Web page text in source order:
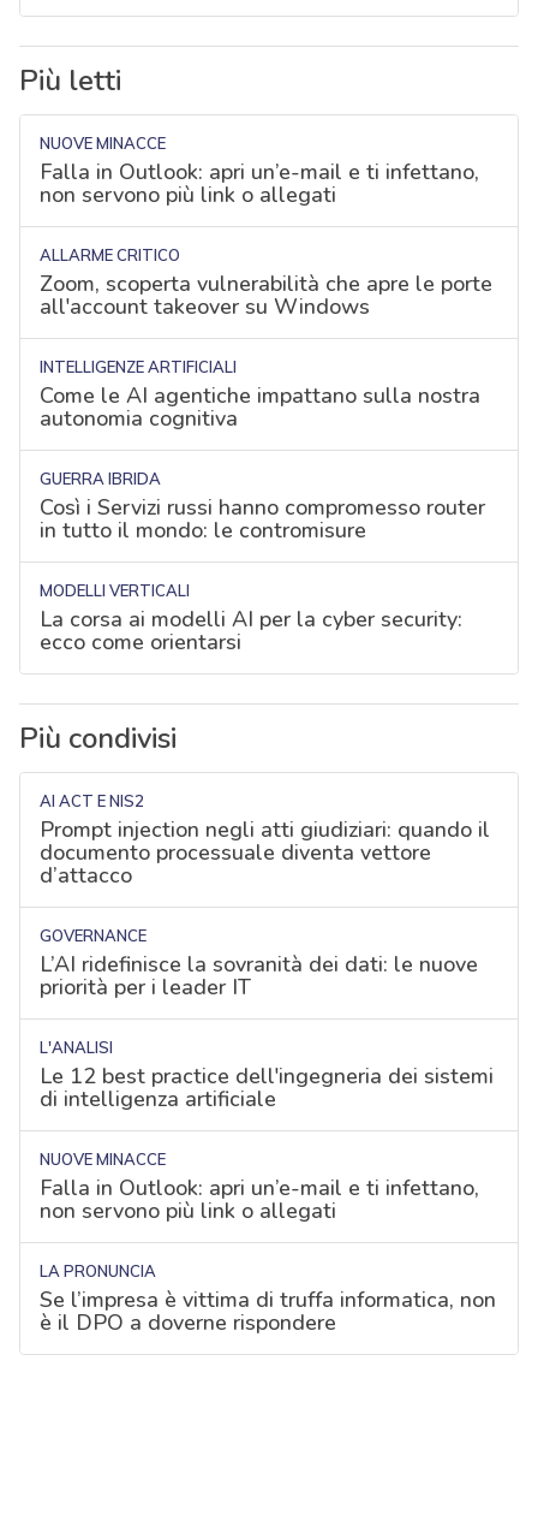
Più letti
NUOVE MINACCE
Falla in Outlook: apri un’e-mail e ti infettano,
non servono più link o allegati
ALLARME CRITICO
Zoom, scoperta vulnerabilità che apre le porte
all'account takeover su Windows
INTELLIGENZE ARTIFICIALI
Come le AI agentiche impattano sulla nostra
autonomia cognitiva
GUERRA IBRIDA
Così i Servizi russi hanno compromesso router
in tutto il mondo: le contromisure
MODELLI VERTICALI
La corsa ai modelli AI per la cyber security:
ecco come orientarsi
Più condivisi
AI ACT E NIS2
Prompt injection negli atti giudiziari: quando il
documento processuale diventa vettore
d’attacco
GOVERNANCE
L’AI ridefinisce la sovranità dei dati: le nuove
priorità per i leader IT
L'ANALISI
Le 12 best practice dell'ingegneria dei sistemi
di intelligenza artificiale
NUOVE MINACCE
Falla in Outlook: apri un’e-mail e ti infettano,
non servono più link o allegati
LA PRONUNCIA
Se l’impresa è vittima di truffa informatica, non
è il DPO a doverne rispondere